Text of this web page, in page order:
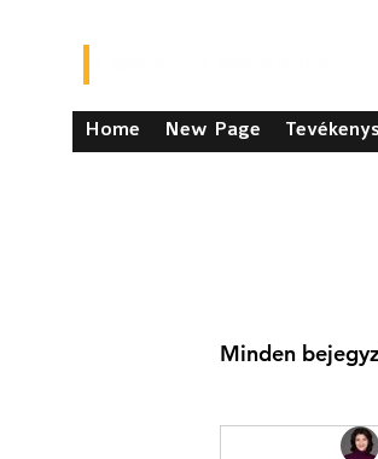
Home New Page
Minden